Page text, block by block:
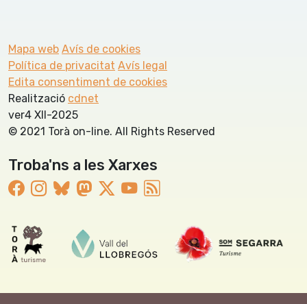
Mapa web Avís de cookies
Política de privacitat Avís legal
Edita consentiment de cookies
Realització cdnet
ver4 XII-2025
© 2021 Torà on-line. All Rights Reserved
Troba'ns a les Xarxes